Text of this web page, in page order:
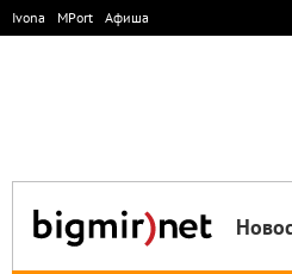
Ivona MPort Афиша